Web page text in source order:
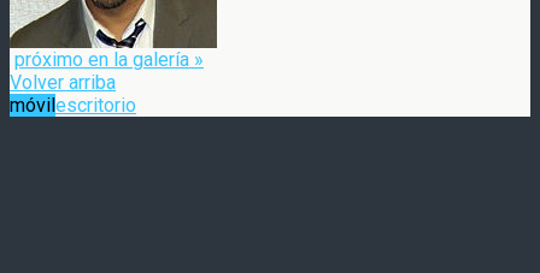
próximo en la galería »
Volver arriba
móvilescritorio